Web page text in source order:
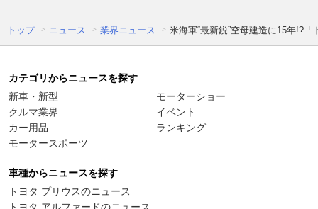
トップ ニュース 業界ニュース 米海軍“最新鋭”空母建造に15年!?
カテゴリからニュースを探す
新車・新型
クルマ業界
カー用品
モータースポーツ
モーターショー
イベント
ランキング
車種からニュースを探す
トヨタ プリウスのニュース